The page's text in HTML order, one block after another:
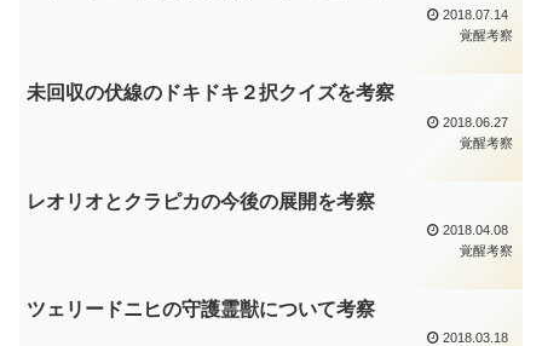
2018.07.14
覚醒考察
未回収の伏線のドキドキ２択クイズを考察
2018.06.27
覚醒考察
レオリオとクラピカの今後の展開を考察
2018.04.08
覚醒考察
ツェリードニヒの守護霊獣について考察
2018.03.18